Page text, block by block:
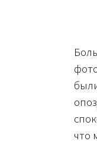
что